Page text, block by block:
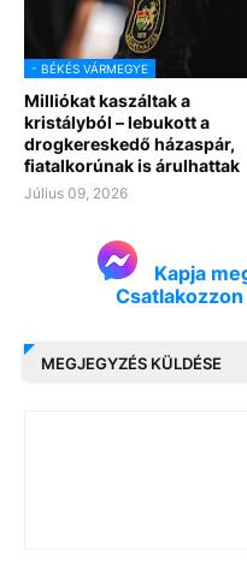
- BÉKÉS VÁRMEGYE
Milliókat kaszáltak a
kristályból – lebukott a
drogkereskedő házaspár,
fiatalkorúnak is árulhattak
Július 09, 2026
Kapja
MEGJEGYZÉS KÜLDÉSE